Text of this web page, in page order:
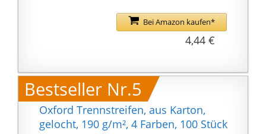
Bei Amazon kaufen*
4,44 €
Bestseller Nr.5
Oxford Trennstreifen, aus Karton,
gelocht, 190 g/m², 4 Farben, 100 Stück